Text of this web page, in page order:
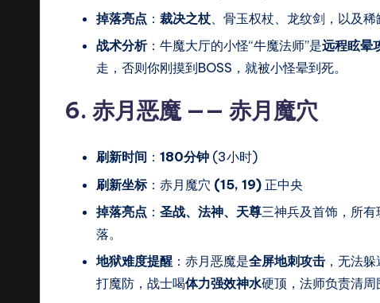
掉落亮点 ： 裁决之杖 、骨玉权杖、龙纹剑，以及稀
战术分析：牛魔大厅的小怪“牛魔法师”是远程眩晕
走，否则你刚摸到BOSS，就被小怪晕到死。
6. 赤月恶魔 —— 赤月魔穴
刷新时间 ： 180分钟 (3小时)
刷新坐标：赤月魔穴 (15, 19) 正中央
掉落亮点 ： 圣战、法神、天尊三神兵及首饰，所
落。
地狱难度提醒 ：赤月恶魔是全屏地刺攻击 ，无法
打魔防，战士喝体力强效神水硬顶，法师负责清